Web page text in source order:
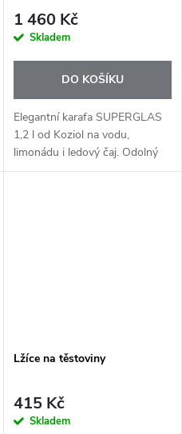
1 460 Kč
Skladem
DO KOŠÍKU
Elegantní karafa SUPERGLAS
1,2 l od Koziol na vodu,
limonádu i ledový čaj. Odolný
materiál, praktické víčko a
Lžíce na těstoviny
415 Kč
Skladem